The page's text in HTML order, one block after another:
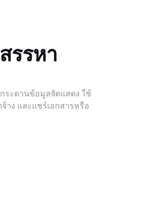
รรหา
ระดานข้อมูลจัดแสดง ใช้
าง และแชร์เอกสารหรือ